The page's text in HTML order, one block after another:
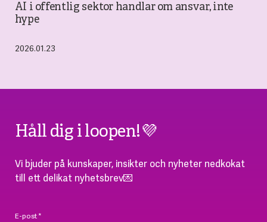
AI i offentlig sektor handlar om ansvar, inte
hype
2026.01.23
Håll dig i loopen!💜
Vi bjuder på kunskaper, insikter och nyheter nedkokat
till ett delikat nyhetsbrev💌
E-post*